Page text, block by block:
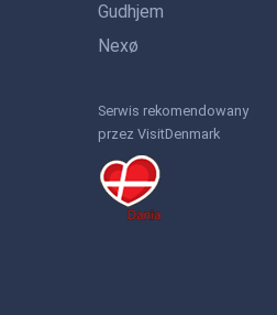
Gudhjem
Nexø
Serwis rekomendowany
przez VisitDenmark